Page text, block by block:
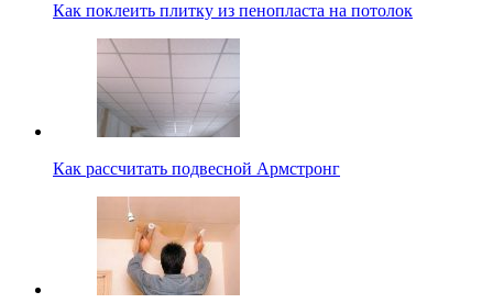
Как поклеить плитку из пенопласта на потолок
Как рассчитать подвесной Армстронг